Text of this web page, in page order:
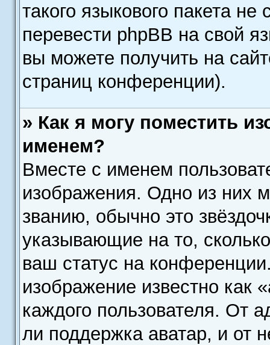
такого языкового пакета
перевести phpBB на свой
вы можете получить на
страниц конференции).
» Как я могу поместить
именем?
Вместе с именем
изображения. Одно из них
званию, обычно это
указывающие на то,
ваш статус на
изображение известно как
каждого пользователя. От
ли поддержка аватар, и от